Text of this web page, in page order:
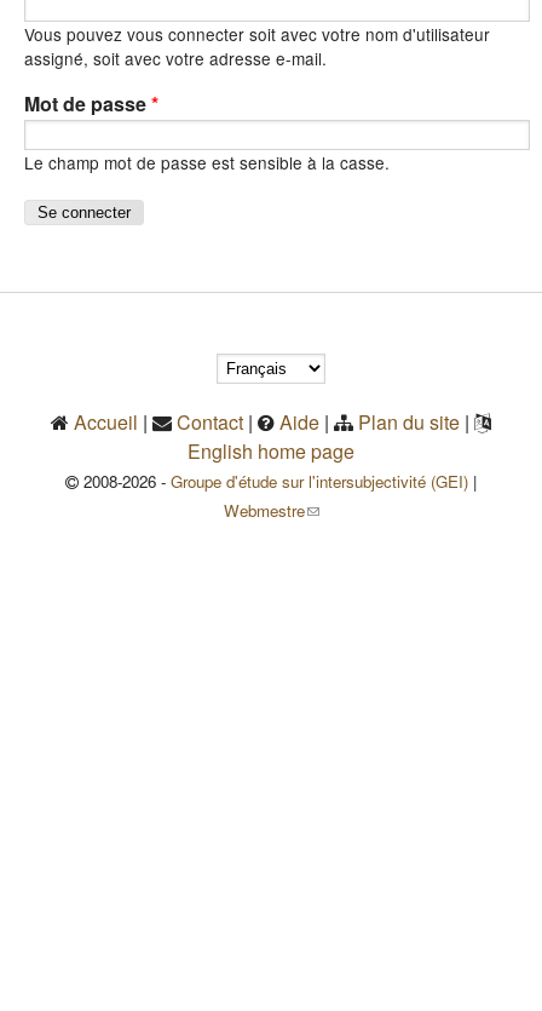
Vous pouvez vous connecter soit avec votre nom d'utilisateur
assigné, soit avec votre adresse e-mail.
Mot de passe*
Le champ mot de passe est sensible à la casse.
Accueil | Contact | Aide | Plan du site |
English home page
2008-2026 - Groupe d'étude sur l'intersubjectivité (GEI) |
Webmestre(le lien envoie un courriel)